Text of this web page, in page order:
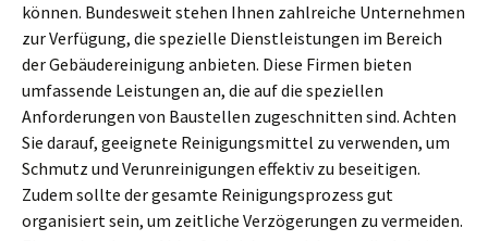
können. Bundesweit stehen Ihnen zahlreiche Unternehmen
zur Verfügung, die spezielle Dienstleistungen im Bereich
der Gebäudereinigung anbieten. Diese Firmen bieten
umfassende Leistungen an, die auf die speziellen
Anforderungen von Baustellen zugeschnitten sind. Achten
Sie darauf, geeignete Reinigungsmittel zu verwenden, um
Schmutz und Verunreinigungen effektiv zu beseitigen.
Zudem sollte der gesamte Reinigungsprozess gut
organisiert sein, um zeitliche Verzögerungen zu vermeiden.